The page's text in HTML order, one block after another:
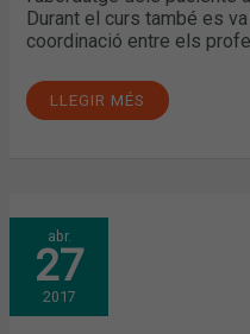
Durant el curs també es
coordinació entre els
LLEGIR MÉS
abr.
27
2017
LA
FIGURA
DEL
FARMACÈUTIC,
NECESSÀRIA
EN
LA